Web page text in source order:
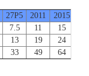
27P5 2011 2015
7.5 11 15
13 19 24
33 49 64